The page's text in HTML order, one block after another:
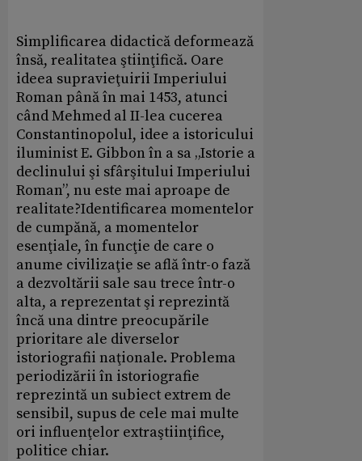
Simplificarea didactică deformează
însă, realitatea ştiinţifică. Oare
ideea supravieţuirii Imperiului
Roman până în mai 1453, atunci
când Mehmed al II-lea cucerea
Constantinopolul, idee a istoricului
iluminist E. Gibbon în a sa „Istorie a
declinului şi sfârşitului Imperiului
Roman”, nu este mai aproape de
realitate?Identificarea momentelor
de cumpănă, a momentelor
esenţiale, în funcţie de care o
anume civilizaţie se află într-o fază
a dezvoltării sale sau trece într-o
alta, a reprezentat şi reprezintă
încă una dintre preocupările
prioritare ale diverselor
istoriografii naţionale. Problema
periodizării în istoriografie
reprezintă un subiect extrem de
sensibil, supus de cele mai multe
ori influenţelor extraştiinţifice,
politice chiar.